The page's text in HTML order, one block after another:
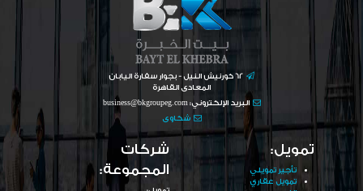
62 كورنيش النيل - بجوار سفارة اليابان
المعادى القاهرة
البريد الإلكتروني:business@bkgroupeg.com
شكاوى
تمويل:
تأجير تمويلي
تمويل عقاري
شركات
المجموعة: